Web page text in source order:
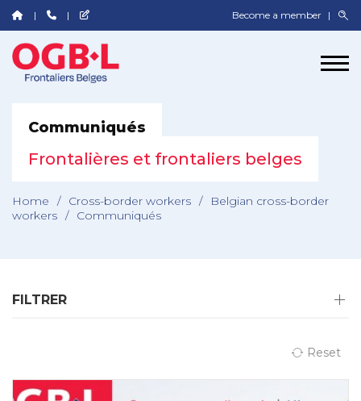
Become a member
Communiqués
Frontalières et frontaliers belges
Home / Cross-border workers /
Belgian cross-border
workers / Communiqués
FILTRER
Reset